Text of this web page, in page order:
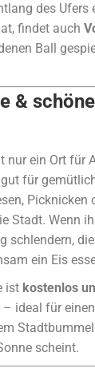
des Ufers
findet auch
Ball
& schöne
nur ein Ort für
für
Picknicken
Stadt. Wenn
schlendern,
ein Eis
ist kostenlos
– ideal für
scheint.